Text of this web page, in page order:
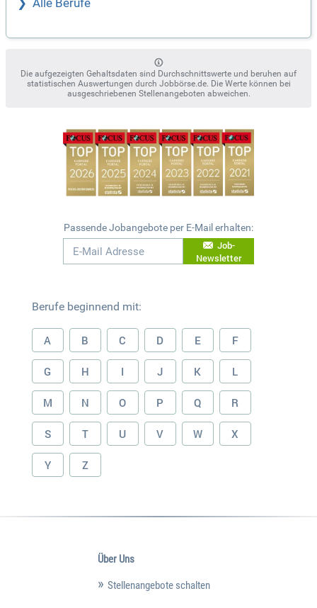
Alle Berufe
Die aufgezeigten Gehaltsdaten sind Durchschnittswerte und beruhen auf
statistischen Auswertungen durch Jobbörse.de. Die Werte können bei
ausgeschriebenen Stellenangeboten abweichen.
Passende Jobangebote per E-Mail erhalten:
Job-
Newsletter
Berufe beginnend mit:
A B C D E F
G H I J K L
M N O P Q R
S T U V W X
Y Z
Über Uns
Stellenangebote schalten